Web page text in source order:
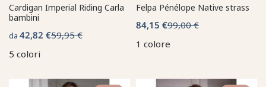
Cardigan Imperial Riding Carla
bambini
da 42,82 €59,95 €
5 colori
Felpa Pénélope Native strass
84,15 €99,00 €
1 colore